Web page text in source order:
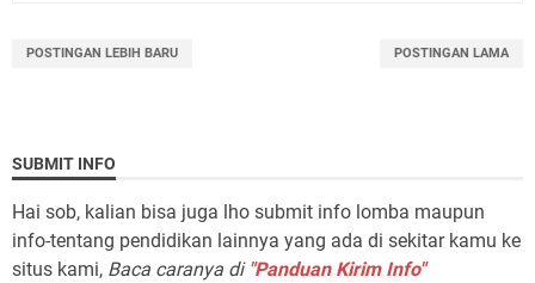
POSTINGAN LEBIH BARU POSTINGAN LAMA
SUBMIT INFO
Hai sob, kalian bisa juga lho submit info lomba maupun
info-tentang pendidikan lainnya yang ada di sekitar kamu ke
situs kami, Baca caranya di "Panduan Kirim Info"